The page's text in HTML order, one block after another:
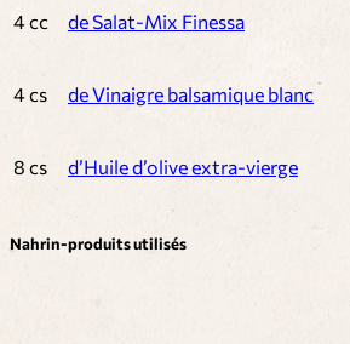
4 cc de Salat-Mix Finessa
4 cs de Vinaigre balsamique blanc
8 cs d’Huile d’olive extra-vierge
Nahrin-produits utilisés